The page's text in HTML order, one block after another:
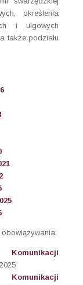
określenia
i ulgowych
także podziału